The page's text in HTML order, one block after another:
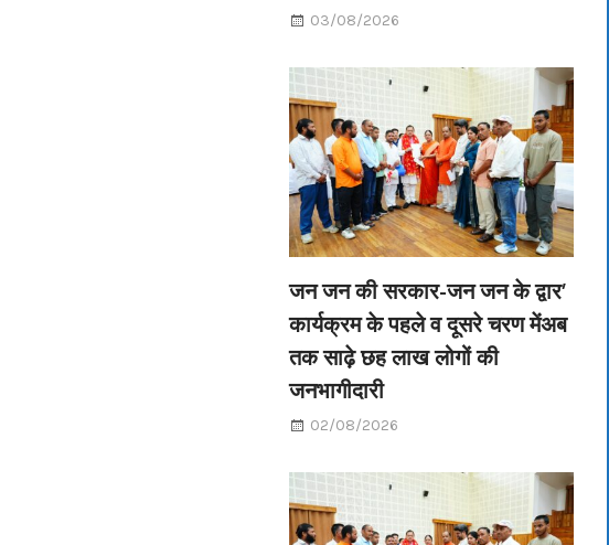
03/08/2026
जन जन की सरकार-जन जन के द्वार’
कार्यक्रम के पहले व दूसरे चरण मेंअब
तक साढ़े छह लाख लोगों की
जनभागीदारी
02/08/2026